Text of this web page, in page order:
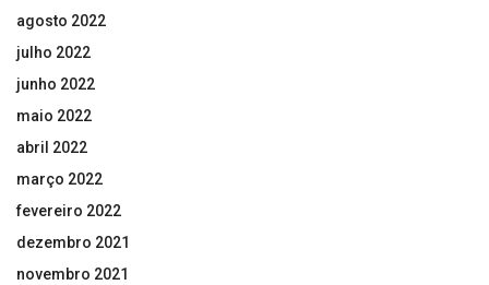
agosto 2022
julho 2022
junho 2022
maio 2022
abril 2022
março 2022
fevereiro 2022
dezembro 2021
novembro 2021